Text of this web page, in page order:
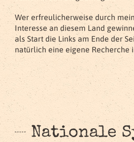
Wer erfreulicherweise durch
Interesse an diesem Land
als Start die Links am Ende der
natürlich eine eigene Recherche
Nationale